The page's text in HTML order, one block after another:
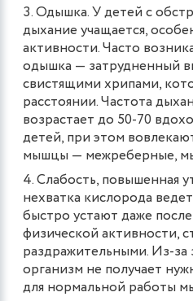
Одышка. У детей с
дыхание учащается,
активности. Часто
одышка — затрудненный
свистящими хрипами,
расстоянии. Частота
возрастает до 50-70
детей, при этом
мышцы — межреберные,
Слабость, повышенная
нехватка кислорода
быстро устают даже
физической активности,
раздражительными. Из-
организм не получает
для нормальной работы